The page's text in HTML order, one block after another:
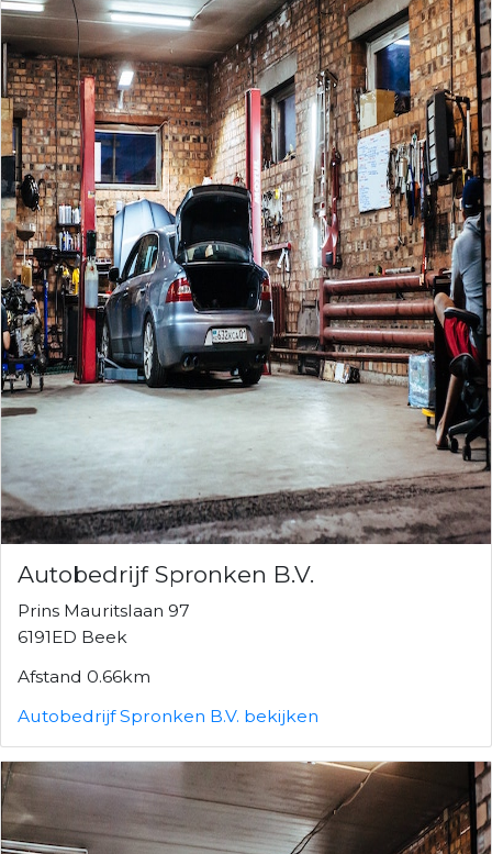
Autobedrijf Spronken B.V.
Prins Mauritslaan 97
6191ED Beek
Afstand 0.66km
Autobedrijf Spronken B.V. bekijken